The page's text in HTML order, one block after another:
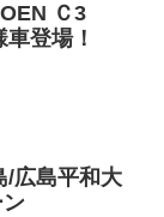
Ｃ3
登場！
/広島平和大